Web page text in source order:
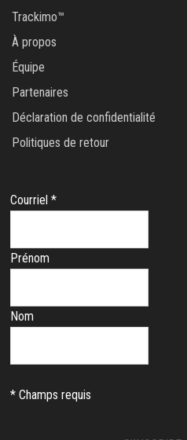
Trackimo™
À propos
Équipe
Partenaires
Déclaration de confidentialité
Politiques de retour
Courriel *
Prénom
Nom
* Champs requis